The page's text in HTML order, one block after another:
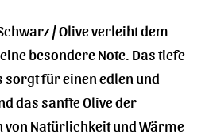
/ Olive verleiht dem
besondere Note. Das tiefe
sorgt für einen edlen und
das sanfte Olive der
von Natürlichkeit und Wärme